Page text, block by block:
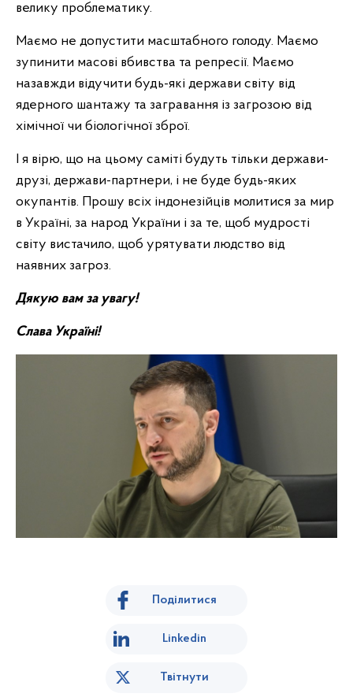
велику проблематику.
Маємо не допустити масштабного голоду. Маємо
зупинити масові вбивства та репресії. Маємо
назавжди відучити будь-які держави світу від
ядерного шантажу та загравання із загрозою від
хімічної чи біологічної зброї.
І я вірю, що на цьому саміті будуть тільки держави-
друзі, держави-партнери, і не буде будь-яких
окупантів. Прошу всіх індонезійців молитися за мир
в Україні, за народ України і за те, щоб мудрості
світу вистачило, щоб урятувати людство від
наявних загроз.
Дякую вам за увагу!
Слава Україні!
Поділитися
Linkedin
Твітнути